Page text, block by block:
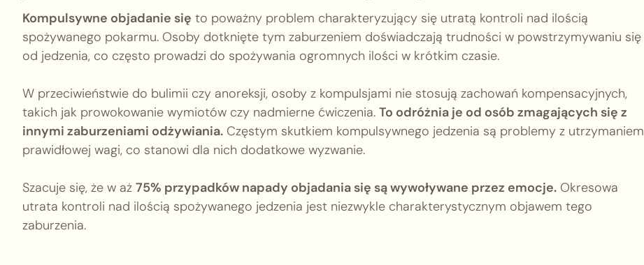
Kompulsywne objadanie się to poważny problem charakteryzujący się utratą kontroli nad ilością
spożywanego pokarmu. Osoby dotknięte tym zaburzeniem doświadczają trudności w powstrzymywaniu się
od jedzenia, co często prowadzi do spożywania ogromnych ilości w krótkim czasie.
W przeciwieństwie do bulimii czy anoreksji, osoby z kompulsjami nie stosują zachowań kompensacyjnych,
takich jak prowokowanie wymiotów czy nadmierne ćwiczenia. To odróżnia je od osób zmagających się z
innymi zaburzeniami odżywiania. Częstym skutkiem kompulsywnego jedzenia są problemy z utrzymaniem
prawidłowej wagi, co stanowi dla nich dodatkowe wyzwanie.
Szacuje się, że w aż 75% przypadków napady objadania się są wywoływane przez emocje. Okresowa
utrata kontroli nad ilością spożywanego jedzenia jest niezwykle charakterystycznym objawem tego
zaburzenia.